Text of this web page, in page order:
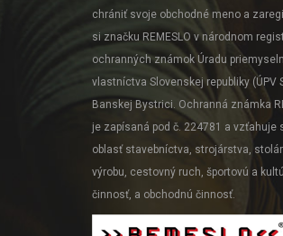
chrániť svoje obchodné meno a
si značku REMESLO v národnom
ochranných známok Úradu
vlastníctva Slovenskej republiky (ÚPV
Banskej Bystrici. Ochranná známka
je zapísaná pod č. 224781 a vzťahuje
oblasť stavebníctva, strojárstva,
výrobu, cestovný ruch, športovú a
činnosť, a obchodnú činnosť.